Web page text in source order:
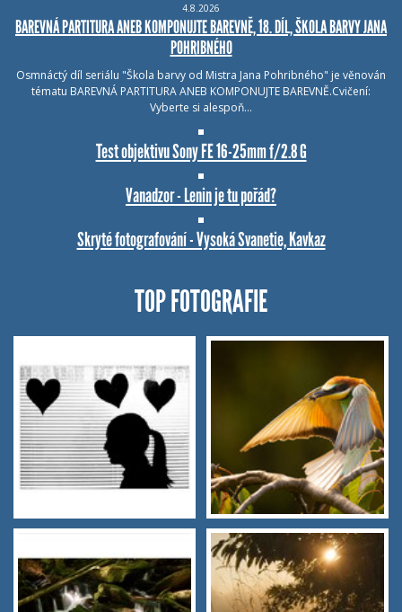
4.8.2026
BAREVNÁ PARTITURA ANEB KOMPONUJTE BAREVNĚ, 18. DÍL, ŠKOLA BARVY JANA
POHRIBNÉHO
Osmnáctý díl seriálu "Škola barvy od Mistra Jana Pohribného" je věnován
tématu BAREVNÁ PARTITURA ANEB KOMPONUJTE BAREVNĚ.Cvičení:
Vyberte si alespoň…
Test objektivu Sony FE 16-25mm f/2.8 G
Vanadzor - Lenin je tu pořád?
Skryté fotografování - Vysoká Svanetie, Kavkaz
TOP FOTOGRAFIE